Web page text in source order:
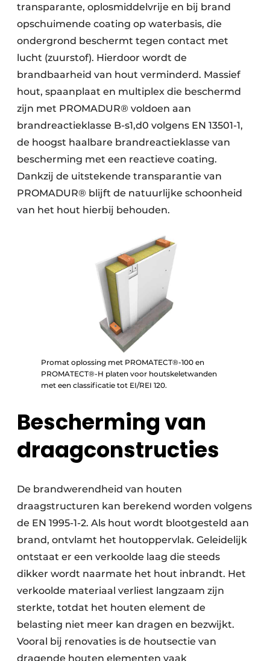
transparante, oplosmiddelvrije en bij brand
opschuimende coating op waterbasis, die
ondergrond beschermt tegen contact met
lucht (zuurstof). Hierdoor wordt de
brandbaarheid van hout verminderd. Massief
hout, spaanplaat en multiplex die beschermd
zijn met PROMADUR® voldoen aan
brandreactieklasse B-s1,d0 volgens EN 13501-1,
de hoogst haalbare brandreactieklasse van
bescherming met een reactieve coating.
Dankzij de uitstekende transparantie van
PROMADUR® blijft de natuurlijke schoonheid
van het hout hierbij behouden.
Promat oplossing met PROMATECT®-100 en
PROMATECT®-H platen voor houtskeletwanden
met een classificatie tot EI/REI 120.
Bescherming van
draagconstructies
De brandwerendheid van houten
draagstructuren kan berekend worden volgens
de EN 1995-1-2. Als hout wordt blootgesteld aan
brand, ontvlamt het houtoppervlak. Geleidelijk
ontstaat er een verkoolde laag die steeds
dikker wordt naarmate het hout inbrandt. Het
verkoolde materiaal verliest langzaam zijn
sterkte, totdat het houten element de
belasting niet meer kan dragen en bezwijkt.
Vooral bij renovaties is de houtsectie van
dragende houten elementen vaak